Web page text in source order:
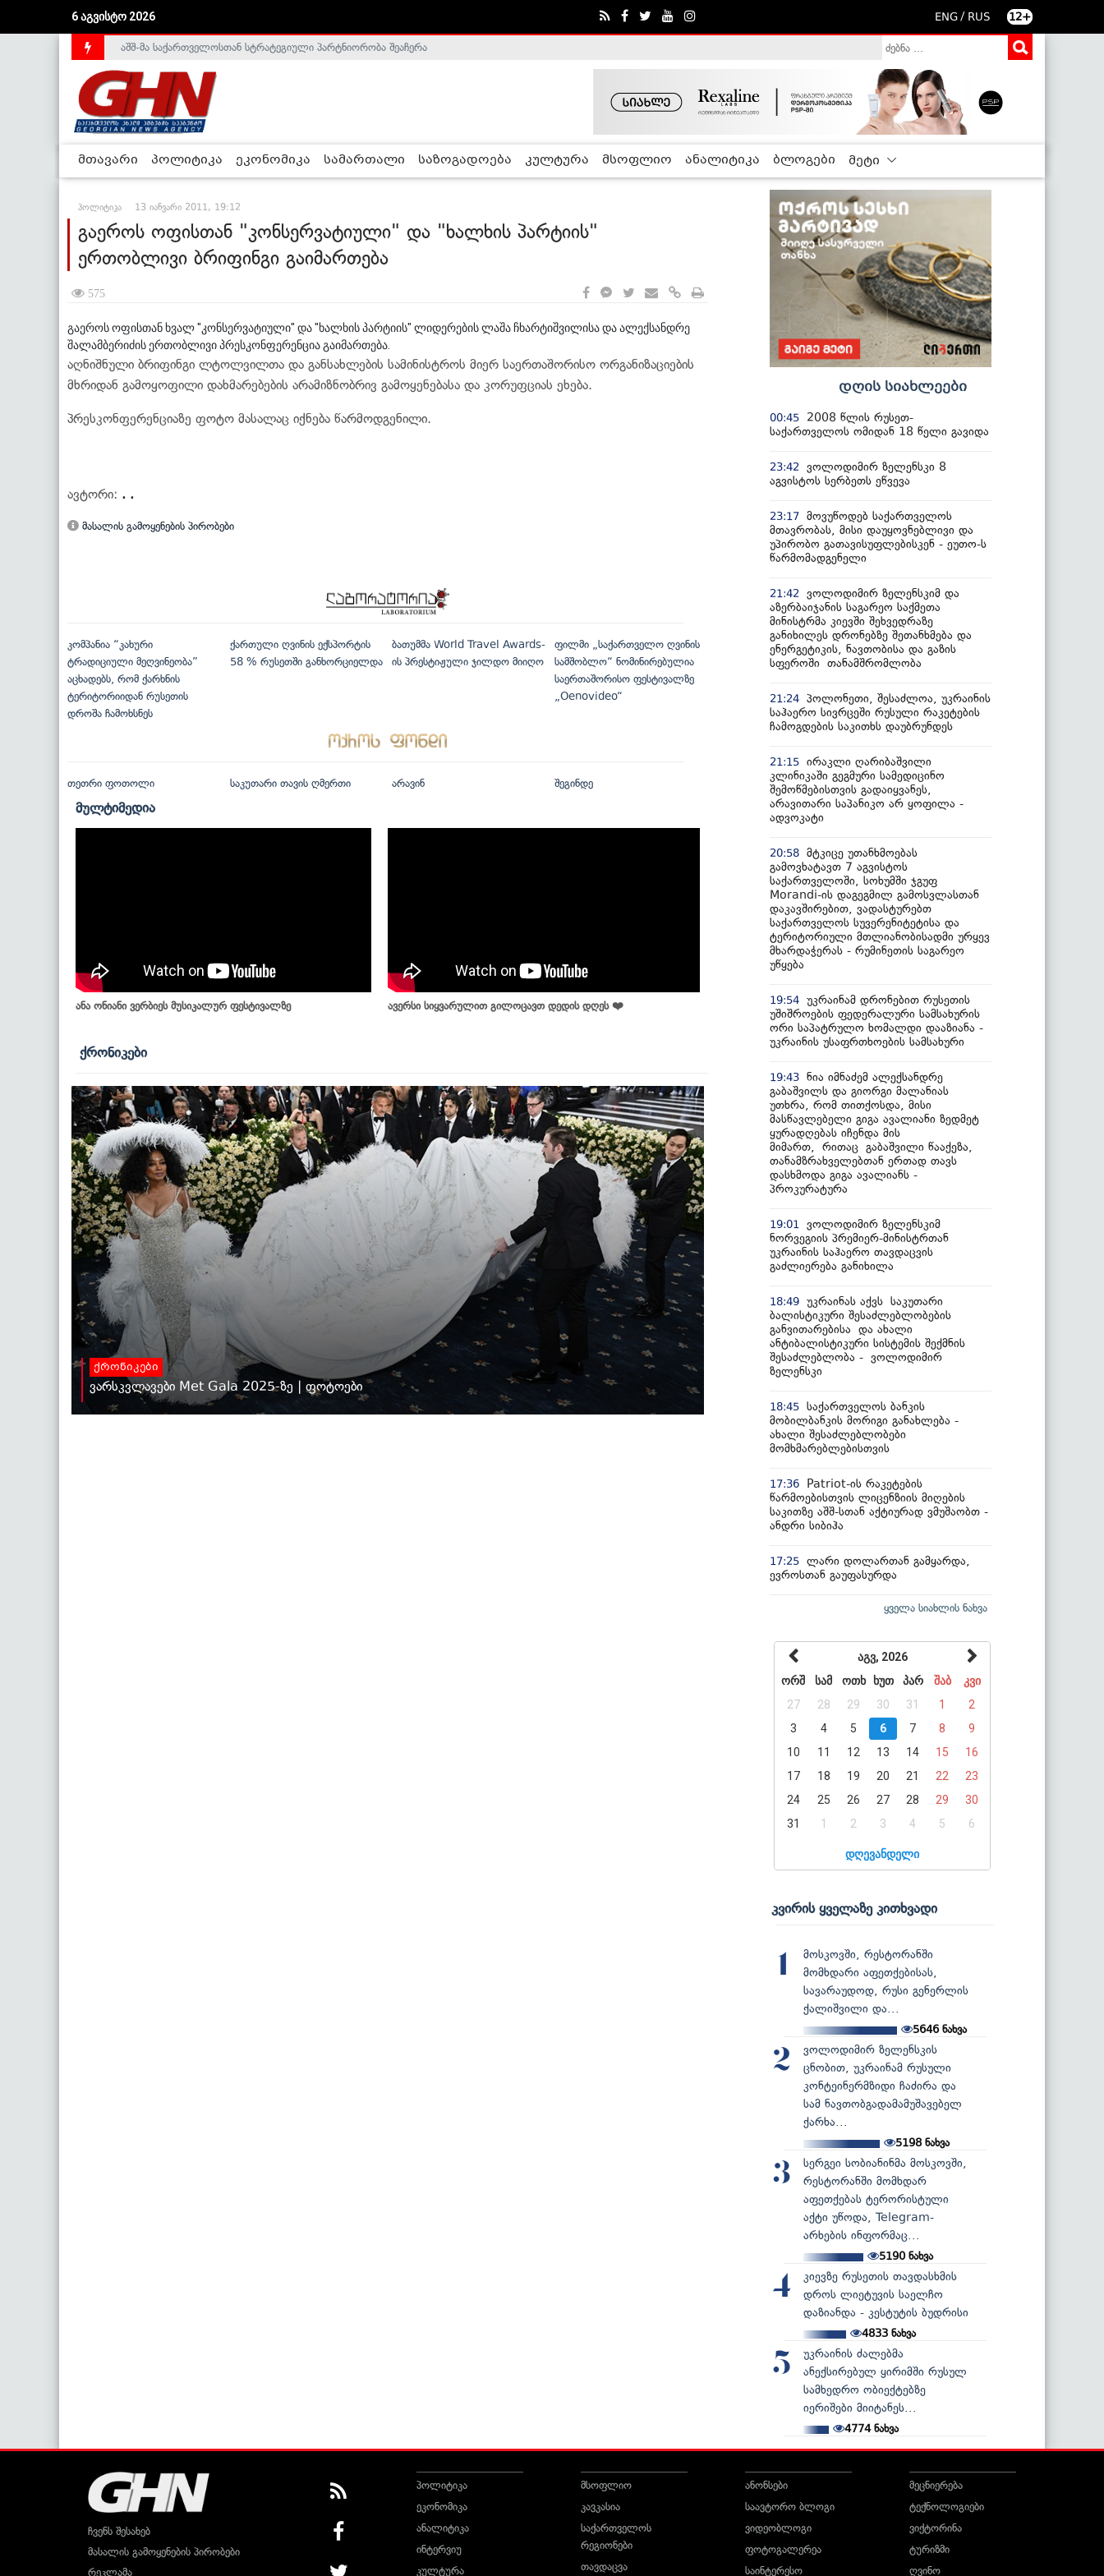
6 აგვისტო 2026 ENG / RUS 12+
საქართველოს დე-ფაქტო მთავრობა არალეგიტიმურია - ჰელსინკის კომისია
აშშ-მა საქართველოსთან სტრატეგიული პარტნიორობა შეაჩერა
მთავარი პოლიტიკა ეკონომიკა სამართალი საზოგადოება კულტურა მსოფლიო ანალიტიკა ბლოგები მეტი
პოლიტიკა 13 იანვარი 2011, 19:12
გაეროს ოფისთან "კონსერვატიული" და "ხალხის პარტიის"
ერთობლივი ბრიფინგი გაიმართება
575
გაეროს ოფისთან ხვალ "კონსერვატიული" და "ხალხის პარტიის" ლიდერების ლაშა ჩხარტიშვილისა და ალექსანდრე
შალამბერიძის ერთობლივი პრესკონფერენცია გაიმართება.
აღნიშნული ბრიფინგი ლტოლვილთა და განსახლების სამინისტროს მიერ საერთაშორისო ორგანიზაციების
მხრიდან გამოყოფილი დახმარებების არამიზნობრივ გამოყენებასა და კორუფციას ეხება.
პრესკონფერენციაზე ფოტო მასალაც იქნება წარმოდგენილი.
ავტორი: . .
მასალის გამოყენების პირობები
კომპანია “კახური
ტრადიციული მეღვინეობა”
აცხადებს, რომ ქარხნის
ტერიტორიიდან რუსეთის
დროშა ჩამოხსნეს
ქართული ღვინის ექსპორტის
58 % რუსეთში განხორციელდა
ბათუმმა World Travel Awards-
ის პრესტიჟული ჯილდო მიიღო
ფილმი „საქართველო ღვინის
სამშობლო“ ნომინირებულია
საერთაშორისო ფესტივალზე
„Oenovideo“
თეთრი ფოთოლი საკუთარი თავის ღმერთი არავინ შეგინდე
მულტიმედია
ანა ონიანი ვერბიეს მუსიკალურ ფესტივალზე ავერსი სიყვარულით გილოცავთ დედის დღეს ❤️
ქრონიკები
ქრონიკები
ვარსკვლავები Met Gala 2025-ზე | ფოტოები
დღის სიახლეები
00:45
2008 წლის რუსეთ-
საქართველოს ომიდან 18 წელი გავიდა
23:42
ვოლოდიმირ ზელენსკი 8
აგვისტოს სერბეთს ეწვევა
23:17 მოვუწოდებ საქართველოს
მთავრობას, მისი დაუყოვნებლივი და
უპირობო გათავისუფლებისკენ - ეუთო-ს
წარმომადგენელი
21:42
ვოლოდიმირ ზელენსკიმ და
აზერბაიჯანის საგარეო საქმეთა
მინისტრმა კიევში შეხვედრაზე
განიხილეს დრონებზე შეთანხმება და
ენერგეტიკის, ნავთობისა და გაზის
სფეროში თანამშრომლობა
21:24 პოლონეთი, შესაძლოა, უკრაინის
საჰაერო სივრცეში რუსული რაკეტების
ჩამოგდების საკითხს დაუბრუნდეს
21:15 ირაკლი ღარიბაშვილი
კლინიკაში გეგმური სამედიცინო
შემოწმებისთვის გადაიყვანეს,
არავითარი საპანიკო არ ყოფილა -
ადვოკატი
20:58 მტკიცე უთანხმოებას
გამოვხატავთ 7 აგვისტოს
საქართველოში, სოხუმში ჯგუფ
Morandi-ის დაგეგმილ გამოსვლასთან
დაკავშირებით, ვადასტურებთ
საქართველოს სუვერენიტეტისა და
ტერიტორიული მთლიანობისადმი ურყევ
მხარდაჭერას - რუმინეთის საგარეო
უწყება
19:54 უკრაინამ დრონებით რუსეთის
უშიშროების ფედერალური სამსახურის
ორი საპატრულო ხომალდი დააზიანა -
უკრაინის უსაფრთხოების სამსახური
19:43 ნია იმნაძემ ალექსანდრე
გაბაშვილს და გიორგი მალანიას
უთხრა, რომ თითქოსდა, მისი
მასწავლებელი გიგა ავალიანი ზედმეტ
ყურადღებას იჩენდა მის
მიმართ, რითაც გაბაშვილი წააქეზა,
თანამზრახველებთან ერთად თავს
დასხმოდა გიგა ავალიანს -
პროკურატურა
19:01
ვოლოდიმირ ზელენსკიმ
ნორვეგიის პრემიერ-მინისტრთან
უკრაინის საჰაერო თავდაცვის
გაძლიერება განიხილა
18:49 უკრაინას აქვს საკუთარი
ბალისტიკური შესაძლებლობების
განვითარებისა და ახალი
ანტიბალისტიკური სისტემის შექმნის
შესაძლებლობა - ვოლოდიმირ
ზელენსკი
18:45 საქართველოს ბანკის
მობილბანკის მორიგი განახლება -
ახალი შესაძლებლობები
მომხმარებლებისთვის
17:36
Patriot-ის რაკეტების
წარმოებისთვის ლიცენზიის მიღების
საკითზე აშშ-სთან აქტიურად ვმუშაობთ -
ანდრი სიბიჰა
17:25 ლარი დოლართან გამყარდა,
ევროსთან გაუფასურდა
ყველა სიახლის ნახვა
აგვ, 2026
ორშ
სამ ოთხ ხუთ პარ შაბ
კვი
27
28 29 30 31 1
2
3
4 5 6 7 8
9
10
11 12 13 14 15
16
17
18 19 20 21 22
23
24
25 26 27 28 29
30
31
1 2 3 4 5 6
დღევანდელი
კვირის ყველაზე კითხვადი
1
მოსკოვში, რესტორანში
მომხდარი აფეთქებისას,
სავარაუდოდ, რუსი გენერლის
ქალიშვილი და...
5646ნახვა
2
ვოლოდიმირ ზელენსკის
ცნობით, უკრაინამ რუსული
კონტეინერმზიდი ჩაძირა და
სამ ნავთობგადამამუშავებელ
ქარხა...
5198 ნახვა
3
სერგეი სობიანინმა მოსკოვში,
რესტორანში მომხდარ
აფეთქებას ტერორისტული
აქტი უწოდა, Telegram-
არხების ინფორმაც...
5190ნახვა
4
კიევზე რუსეთის თავდასხმის
დროს ლიეტუვის საელჩო
დაზიანდა - კესტუტის ბუდრისი
4833ნახვა
5
უკრაინის ძალებმა
ანექსირებულ ყირიმში რუსულ
სამხედრო ობიექტებზე
იერიშები მიიტანეს...
4774ნახვა
ჩვენს შესახებ
მასალის გამოყენების პირობები
რეკლამა
პოლიტიკა
ეკონომიკა
ანალიტიკა
ინტერვიუ
კულტურა
მსოფლიო
კავკასია
საქართველოს
რეგიონები
თავდაცვა
ანონსები
საავტორო ბლოგი
ვიდეობლოგი
ფოტოგალერეა
საინტერესო
მეცნიერება
ტექნოლოგიები
ვიქტორინა
ტურიზმი
ღვინო